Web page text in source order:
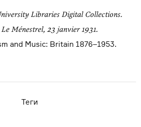
Libraries Digital Collections.
Le Ménestrel, 23 janvier 1931.
and Music: Britain 1876–1953.
Теги